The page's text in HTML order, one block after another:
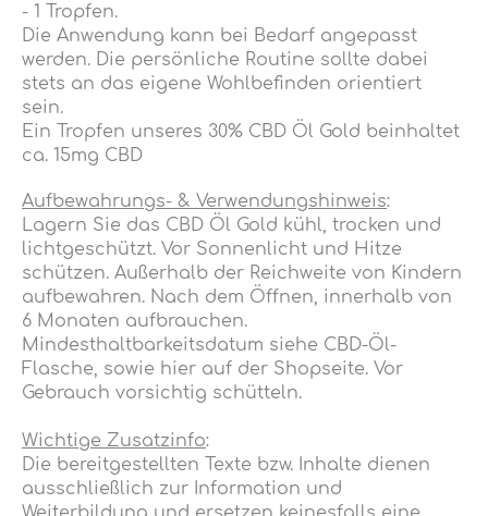
- 1 Tropfen.
Die Anwendung kann bei Bedarf angepasst
werden. Die persönliche Routine sollte dabei
stets an das eigene Wohlbefinden orientiert
sein.
Ein Tropfen unseres 30% CBD Öl Gold beinhaltet
ca. 15mg CBD
Aufbewahrungs- & Verwendungshinweis:
Lagern Sie das CBD Öl Gold kühl, trocken und
lichtgeschützt. Vor Sonnenlicht und Hitze
schützen. Außerhalb der Reichweite von Kindern
aufbewahren. Nach dem Öffnen, innerhalb von
6 Monaten aufbrauchen.
Mindesthaltbarkeitsdatum siehe CBD-Öl-
Flasche, sowie hier auf der Shopseite. Vor
Gebrauch vorsichtig schütteln.
Wichtige Zusatzinfo:
Die bereitgestellten Texte bzw. Inhalte dienen
ausschließlich zur Information und